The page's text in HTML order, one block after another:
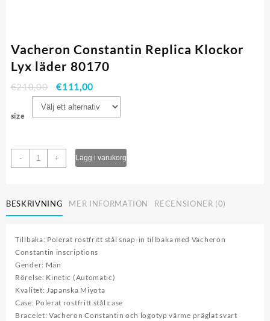
Vacheron Constantin Replica Klockor
Lyx läder 80170
€210,00 €111,00
size
-
Vacheron
Constantin
Lyx
läder
mängd
+ Lägg i varukorg
BESKRIVNING MER INFORMATION RECENSIONER (0)
Tillbaka: Polerat rostfritt stål snap-in tillbaka med Vacheron
Constantin inscriptions
Gender: Män
Rörelse: Kinetic (Automatic)
Kvalitet: Japanska Miyota
Case: Polerat rostfritt stål case
Bracelet: Vacheron Constantin och logotyp värme präglat svart